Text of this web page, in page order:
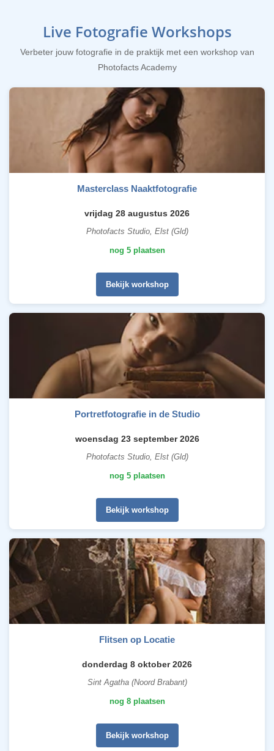
Live Fotografie Workshops
Verbeter jouw fotografie in de praktijk met een workshop van
Photofacts Academy
Masterclass Naaktfotografie
vrijdag 28 augustus 2026
Photofacts Studio, Elst (Gld)
nog 5 plaatsen
Bekijk workshop
Portretfotografie in de Studio
woensdag 23 september 2026
Photofacts Studio, Elst (Gld)
nog 5 plaatsen
Bekijk workshop
Flitsen op Locatie
donderdag 8 oktober 2026
Sint Agatha (Noord Brabant)
nog 8 plaatsen
Bekijk workshop